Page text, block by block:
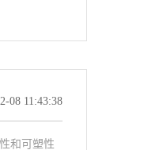
08 11:43:38
和可塑性